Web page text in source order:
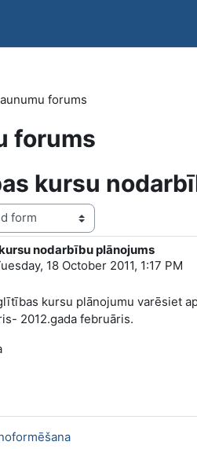
forums
forums
kursu
nodarbību plānojums
18 October 2011, 1:17 PM
0
kursu plānojumu varēsiet
2012.gada februāris.